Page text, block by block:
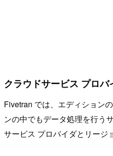
クラウドサービス プロ
Fivetran では、エディション
ンの中でもデータ処理を行う
サービス プロバイダとリージ